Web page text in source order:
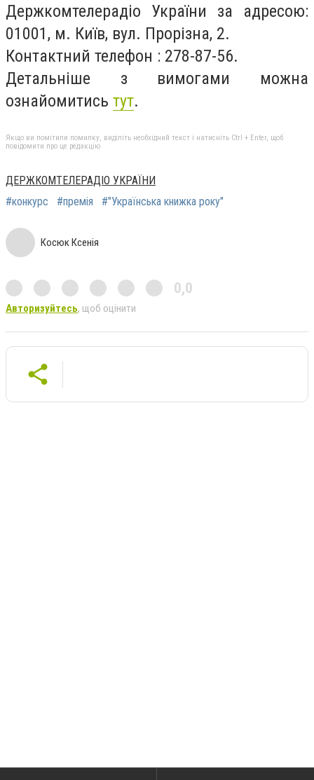
Держкомтелерадіо України за адресою:
01001, м. Київ, вул. Прорізна, 2.
Контактний телефон : 278-87-56.
Детальніше з вимогами можна
ознайомитись тут.
Якщо ви помітили помилку, виділіть необхідний текст і натисніть Ctrl + Enter, щоб
повідомити про це редакцію
ДЕРЖКОМТЕЛЕРАДІО УКРАЇНИ
#конкурс
#премія #"Українська книжка року"
Косюк Ксенія
0,0
Авторизуйтесь, щоб оцінити